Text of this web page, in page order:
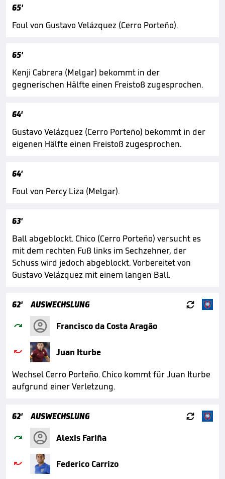
65'
Foul von Gustavo Velázquez (Cerro Porteño).
65'
Kenji Cabrera (Melgar) bekommt in der
gegnerischen Hälfte einen Freistoß zugesprochen.
64'
Gustavo Velázquez (Cerro Porteño) bekommt in der
eigenen Hälfte einen Freistoß zugesprochen.
64'
Foul von Percy Liza (Melgar).
63'
Ball abgeblockt. Chico (Cerro Porteño) versucht es
mit dem rechten Fuß links im Sechzehner, der
Schuss wird jedoch abgeblockt. Vorbereitet von
Gustavo Velázquez mit einem langen Ball.
62' AUSWECHSLUNG 
 Francisco da Costa Aragão

Juan Iturbe
Wechsel Cerro Porteño. Chico kommt für Juan Iturbe
aufgrund einer Verletzung.
62' AUSWECHSLUNG 
 Alexis Fariña

Federico Carrizo